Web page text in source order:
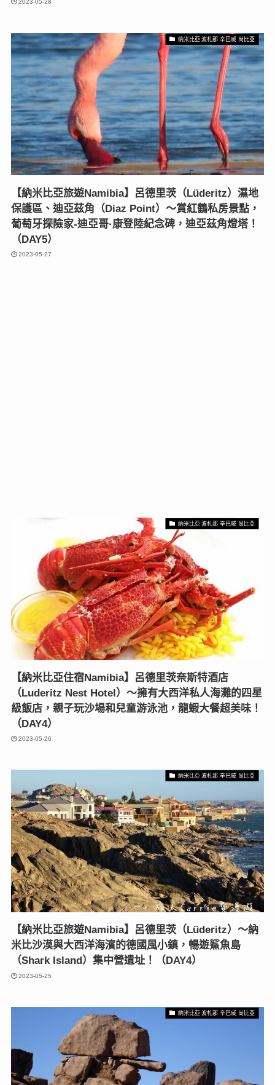
2023-05-28
納米比亞 波札那 辛巴威 尚比亞
【納米比亞旅遊Namibia】呂德里茨（Lüderitz）濕地
保護區、迪亞茲角（Diaz Point）〜賞紅鶴私房景點，
葡萄牙探險家-迪亞哥·康登陸紀念碑，迪亞茲角燈塔！
（DAY5）
2023-05-27
納米比亞 波札那 辛巴威 尚比亞
【納米比亞住宿Namibia】呂德里茨奈斯特酒店
（Luderitz Nest Hotel）〜擁有大西洋私人海灘的四星
級飯店，親子玩沙場和兒童游泳池，龍蝦大餐超美味！
（DAY4）
2023-05-26
納米比亞 波札那 辛巴威 尚比亞
【納米比亞旅遊Namibia】呂德里茨（Lüderitz）〜納
米比沙漠與大西洋海濱的德國風小鎮，暢遊鯊魚島
（Shark Island）集中營遺址！（DAY4）
2023-05-25
納米比亞 波札那 辛巴威 尚比亞